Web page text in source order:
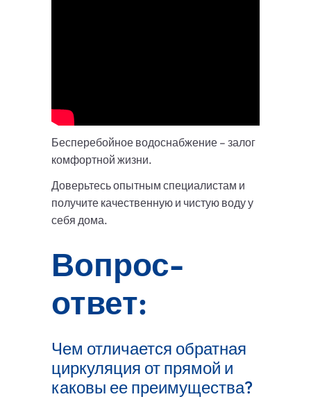
Бесперебойное водоснабжение – залог
комфортной жизни.
Доверьтесь опытным специалистам и
получите качественную и чистую воду у
себя дома.
Вопрос-
ответ:
Чем отличается обратная
циркуляция от прямой и
каковы ее преимущества?